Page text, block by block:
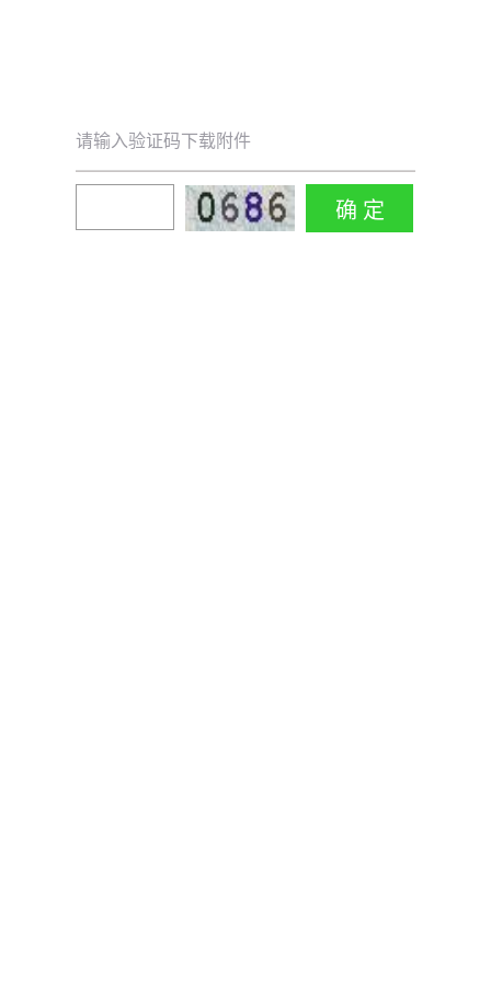
请输入验证码下载附件